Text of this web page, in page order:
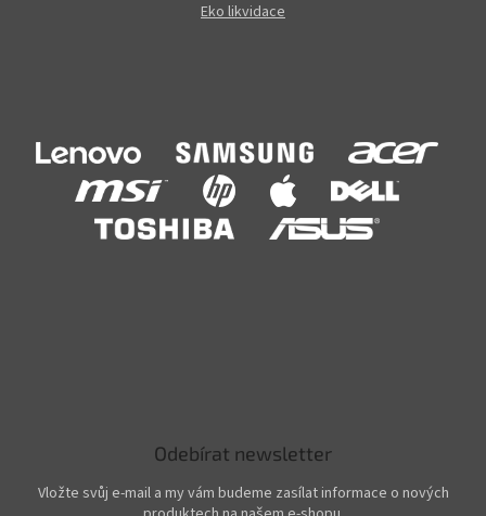
Eko likvidace
Odebírat newsletter
Vložte svůj e-mail a my vám budeme zasílat informace o nových